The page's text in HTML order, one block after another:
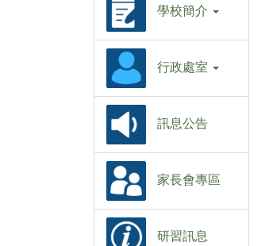
學校簡介
行政處室
訊息公告
家長會專區
研習訊息